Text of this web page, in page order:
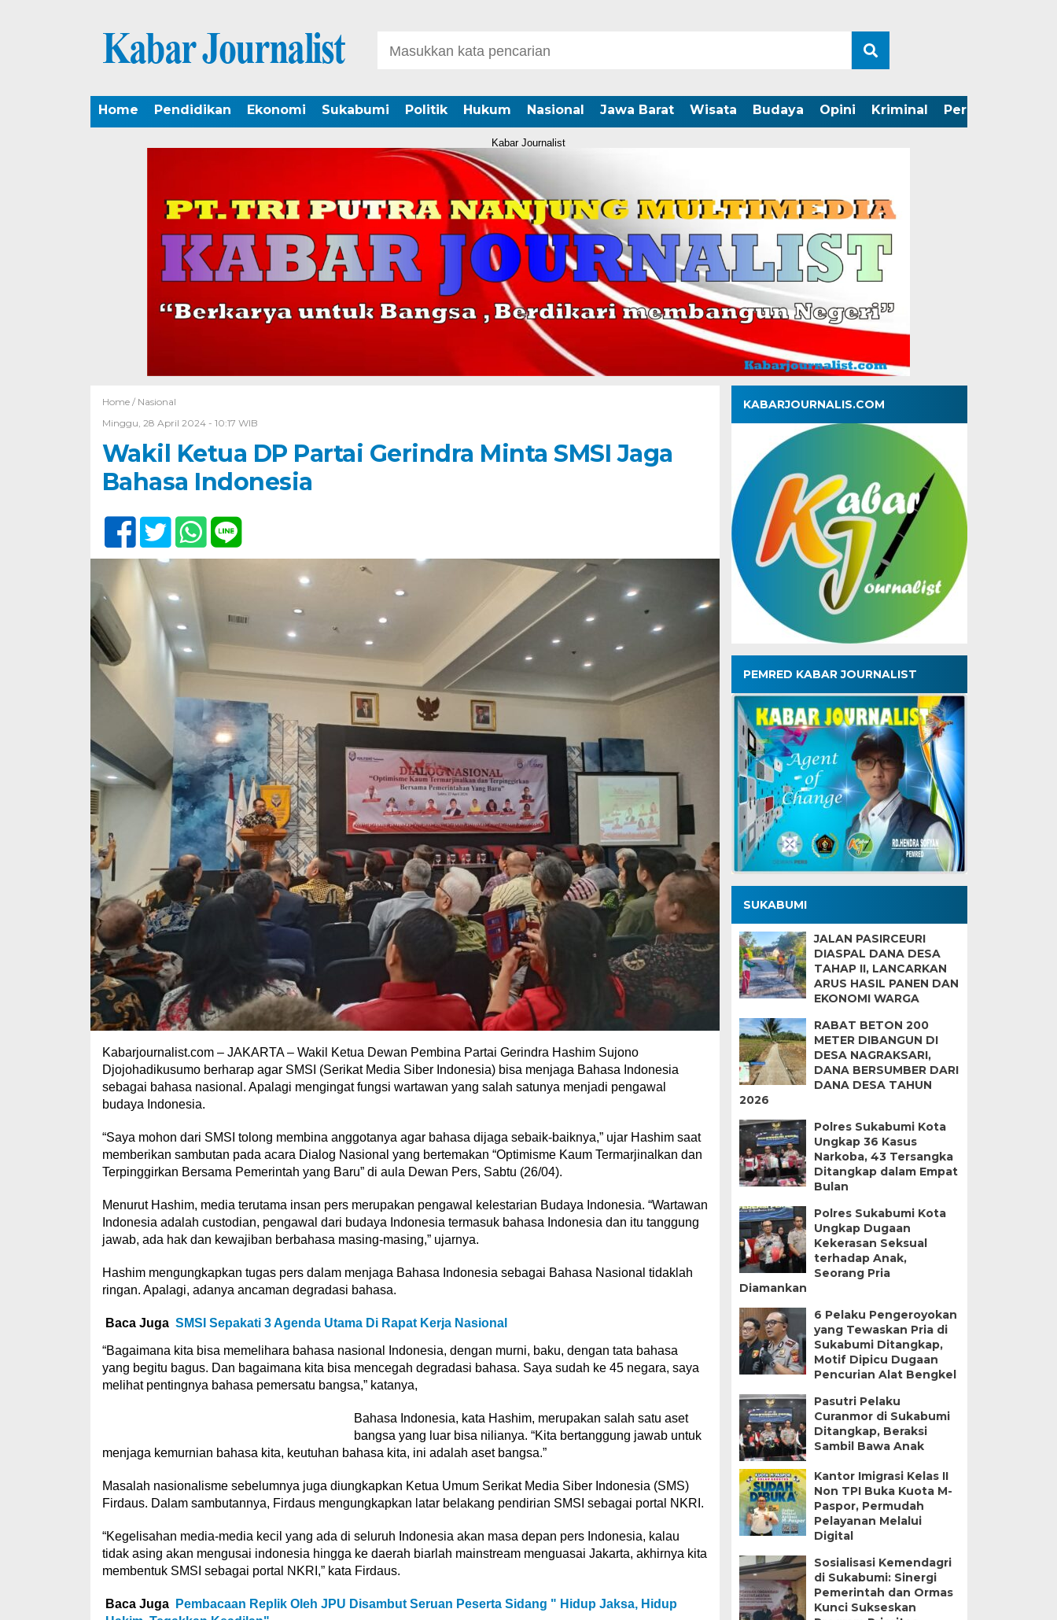
Home Pendidikan Ekonomi Sukabumi Politik Hukum Nasional Jawa Barat Wisata Budaya Opini Kriminal Peristiwa
Kabar Journalist
Home / Nasional
Minggu, 28 April 2024 - 10:17 WIB
Wakil Ketua DP Partai Gerindra Minta SMSI Jaga
Bahasa Indonesia
Kabarjournalist.com – JAKARTA – Wakil Ketua Dewan Pembina Partai Gerindra Hashim Sujono
Djojohadikusumo berharap agar SMSI (Serikat Media Siber Indonesia) bisa menjaga Bahasa Indonesia
sebagai bahasa nasional. Apalagi mengingat fungsi wartawan yang salah satunya menjadi pengawal
budaya Indonesia.
“Saya mohon dari SMSI tolong membina anggotanya agar bahasa dijaga sebaik-baiknya,” ujar Hashim saat
memberikan sambutan pada acara Dialog Nasional yang bertemakan “Optimisme Kaum Termarjinalkan dan
Terpinggirkan Bersama Pemerintah yang Baru” di aula Dewan Pers, Sabtu (26/04).
Menurut Hashim, media terutama insan pers merupakan pengawal kelestarian Budaya Indonesia. “Wartawan
Indonesia adalah custodian, pengawal dari budaya Indonesia termasuk bahasa Indonesia dan itu tanggung
jawab, ada hak dan kewajiban berbahasa masing-masing,” ujarnya.
Hashim mengungkapkan tugas pers dalam menjaga Bahasa Indonesia sebagai Bahasa Nasional tidaklah
ringan. Apalagi, adanya ancaman degradasi bahasa.
Baca Juga SMSI Sepakati 3 Agenda Utama Di Rapat Kerja Nasional
“Bagaimana kita bisa memelihara bahasa nasional Indonesia, dengan murni, baku, dengan tata bahasa
yang begitu bagus. Dan bagaimana kita bisa mencegah degradasi bahasa. Saya sudah ke 45 negara, saya
melihat pentingnya bahasa pemersatu bangsa,” katanya,
Bahasa Indonesia, kata Hashim, merupakan salah satu aset
bangsa yang luar bisa nilianya. “Kita bertanggung jawab untuk
menjaga kemurnian bahasa kita, keutuhan bahasa kita, ini adalah aset bangsa.”
Masalah nasionalisme sebelumnya juga diungkapkan Ketua Umum Serikat Media Siber Indonesia (SMS)
Firdaus. Dalam sambutannya, Firdaus mengungkapkan latar belakang pendirian SMSI sebagai portal NKRI.
“Kegelisahan media-media kecil yang ada di seluruh Indonesia akan masa depan pers Indonesia, kalau
tidak asing akan mengusai indonesia hingga ke daerah biarlah mainstream menguasai Jakarta, akhirnya kita
membentuk SMSI sebagai portal NKRI,” kata Firdaus.
Baca Juga
Pembacaan Replik Oleh JPU Disambut Seruan Peserta Sidang " Hidup Jaksa, Hidup
KABARJOURNALIS.COM
PEMRED KABAR JOURNALIST
SUKABUMI
JALAN PASIRCEURI
DIASPAL DANA DESA
TAHAP II, LANCARKAN
ARUS HASIL PANEN DAN
EKONOMI WARGA
RABAT BETON 200
METER DIBANGUN DI
DESA NAGRAKSARI,
DANA BERSUMBER DARI
DANA DESA TAHUN
2026
Polres Sukabumi Kota
Ungkap 36 Kasus
Narkoba, 43 Tersangka
Ditangkap dalam Empat
Bulan
Polres Sukabumi Kota
Ungkap Dugaan
Kekerasan Seksual
terhadap Anak,
Seorang Pria
Diamankan
6 Pelaku Pengeroyokan
yang Tewaskan Pria di
Sukabumi Ditangkap,
Motif Dipicu Dugaan
Pencurian Alat Bengkel
Pasutri Pelaku
Curanmor di Sukabumi
Ditangkap, Beraksi
Sambil Bawa Anak
Kantor Imigrasi Kelas II
Non TPI Buka Kuota M-
Paspor, Permudah
Pelayanan Melalui
Digital
Sosialisasi Kemendagri
di Sukabumi: Sinergi
Pemerintah dan Ormas
Kunci Sukseskan